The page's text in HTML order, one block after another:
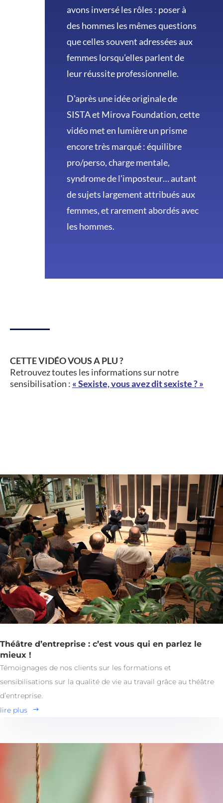
avons inversé les rôles : poser à
des hommes les mêmes questions
que celles souvent adressées aux
femmes lorsqu’elles parlent de
leur réussite professionnelle.
D’après une idée originale de
SISTA et Mirova Foundation, cette
vidéo met en lumière un prisme
encore très marqué : équilibre
pro/perso, charge mentale,
syndrome de l’imposteur… autant
de sujets largement attribués aux
femmes, et rarement abordés avec
les hommes.
CETTE VIDÉO VOUS A PLU ?
Retrouvez toutes les informations sur notre
sensibilisation : « Sexiste, vous avez dit sexiste ? »
Théâtre d’entreprise : c’est vous qui en parlez le
mieux !
Témoignages de nos clients sur les formations et
sensibilisations sur la qualité de vie au travail grâce au théâtre
d’entreprise.
lire plus